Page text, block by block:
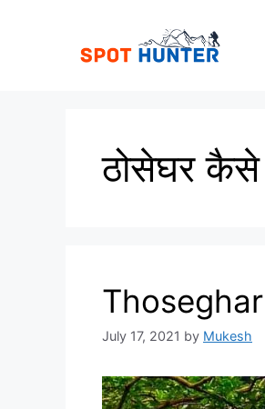
ठोसेघर
Thoseghar
July 17, 2021 by Mukesh